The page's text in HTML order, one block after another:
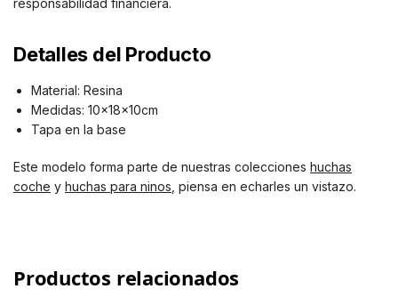
responsabilidad financiera.
Detalles del Producto
Material: Resina
Medidas: 10x18x10cm
Tapa en la base
Este modelo forma parte de nuestras colecciones huchas
coche y huchas para ninos , piensa en echarles un vistazo.
Productos relacionados